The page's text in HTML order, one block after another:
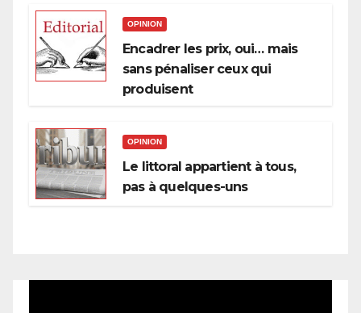
OPINION
Encadrer les prix, oui… mais
sans pénaliser ceux qui
produisent
OPINION
Le littoral appartient à tous,
pas à quelques-uns